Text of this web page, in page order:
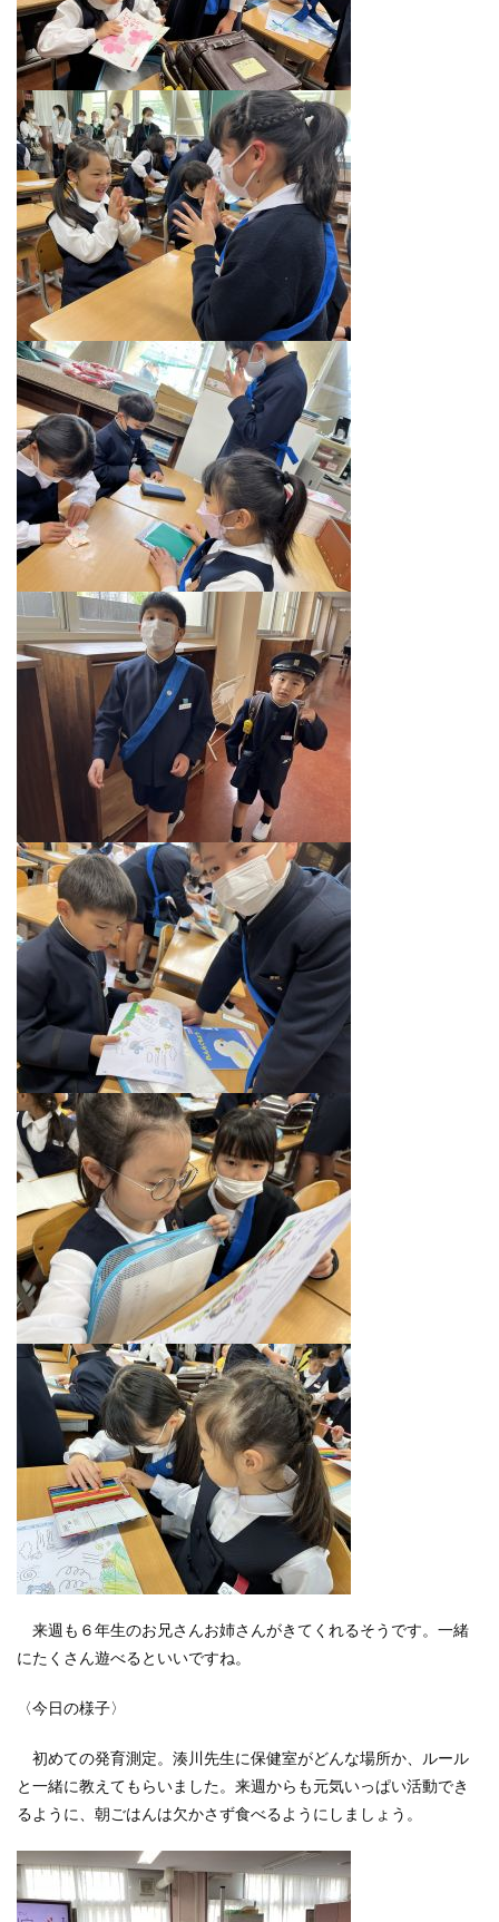
来週も６年生のお兄さんお姉さんがきてくれるそうです。一緒
にたくさん遊べるといいですね。
〈今日の様子〉
初めての発育測定。湊川先生に保健室がどんな場所か、ルール
と一緒に教えてもらいました。来週からも元気いっぱい活動でき
るように、朝ごはんは欠かさず食べるようにしましょう。